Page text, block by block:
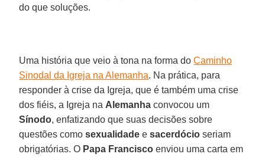
do que soluções.
Uma história que veio à tona na forma doCaminho
Sinodal da Igreja na Alemanha. Na prática, para
responder à crise da Igreja, que é também uma crise
dos fiéis, a Igreja na Alemanha convocou um
Sínodo, enfatizando que suas decisões sobre
questões comosexualidade esacerdócio seriam
obrigatórias. O Papa Francisco enviou uma carta em